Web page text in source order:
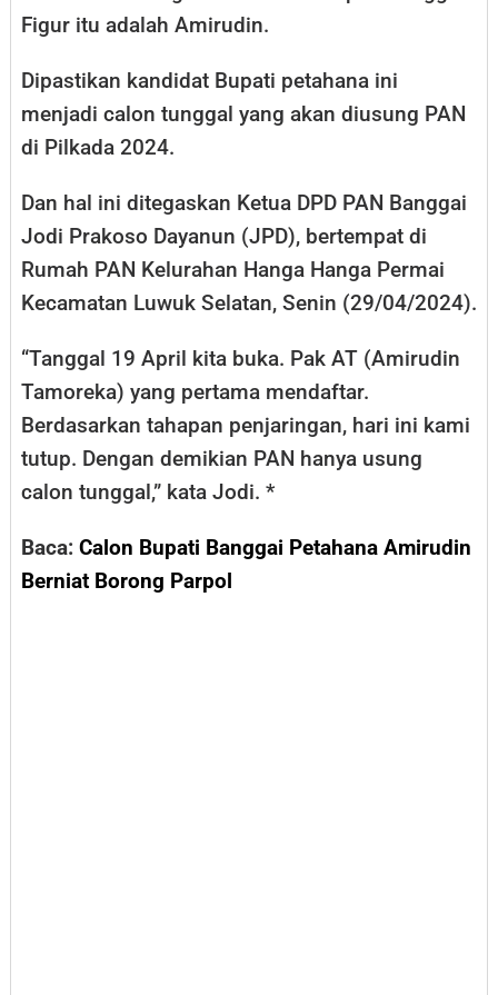
Figur itu adalah Amirudin.
Dipastikan kandidat Bupati petahana ini
menjadi calon tunggal yang akan diusung PAN
di Pilkada 2024.
Dan hal ini ditegaskan Ketua DPD PAN Banggai
Jodi Prakoso Dayanun (JPD), bertempat di
Rumah PAN Kelurahan Hanga Hanga Permai
Kecamatan Luwuk Selatan, Senin (29/04/2024).
“Tanggal 19 April kita buka. Pak AT (Amirudin
Tamoreka) yang pertama mendaftar.
Berdasarkan tahapan penjaringan, hari ini kami
tutup. Dengan demikian PAN hanya usung
calon tunggal,” kata Jodi. *
Baca: Calon Bupati Banggai Petahana Amirudin
Berniat Borong Parpol